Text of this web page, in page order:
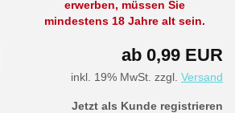
erwerben, müssen Sie
mindestens 18 Jahre alt sein.
ab 0,99 EUR
inkl. 19% MwSt. zzgl. Versand
Jetzt als Kunde registrieren